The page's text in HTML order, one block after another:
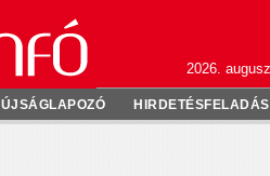
2026.
ÚJSÁGLAPOZÓ HIRDETÉSFELADÁS